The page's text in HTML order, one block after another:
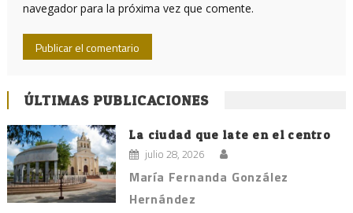
navegador para la próxima vez que comente.
ÚLTIMAS PUBLICACIONES
La ciudad que late en el centro
julio 28, 2026
María Fernanda González
Hernández